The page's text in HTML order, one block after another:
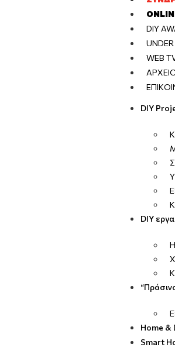
DIY
WEB
DIY
DIY
Home &
Smart